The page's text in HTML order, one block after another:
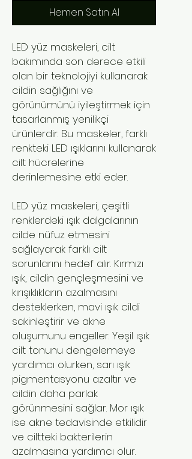
Hemen Satın Al
LED yüz maskeleri, cilt
bakımında son derece etkili
olan bir teknolojiyi kullanarak
cildin sağlığını ve
görünümünü iyileştirmek için
tasarlanmış yenilikçi
ürünlerdir. Bu maskeler, farklı
renkteki LED ışıklarını kullanarak
cilt hücrelerine
derinlemesine etki eder.
LED yüz maskeleri, çeşitli
renklerdeki ışık dalgalarının
cilde nüfuz etmesini
sağlayarak farklı cilt
sorunlarını hedef alır. Kırmızı
ışık, cildin gençleşmesini ve
kırışıklıkların azalmasını
desteklerken, mavi ışık cildi
sakinleştirir ve akne
oluşumunu engeller. Yeşil ışık
cilt tonunu dengelemeye
yardımcı olurken, sarı ışık
pigmentasyonu azaltır ve
cildin daha parlak
görünmesini sağlar. Mor ışık
ise akne tedavisinde etkilidir
ve ciltteki bakterilerin
azalmasına yardımcı olur.